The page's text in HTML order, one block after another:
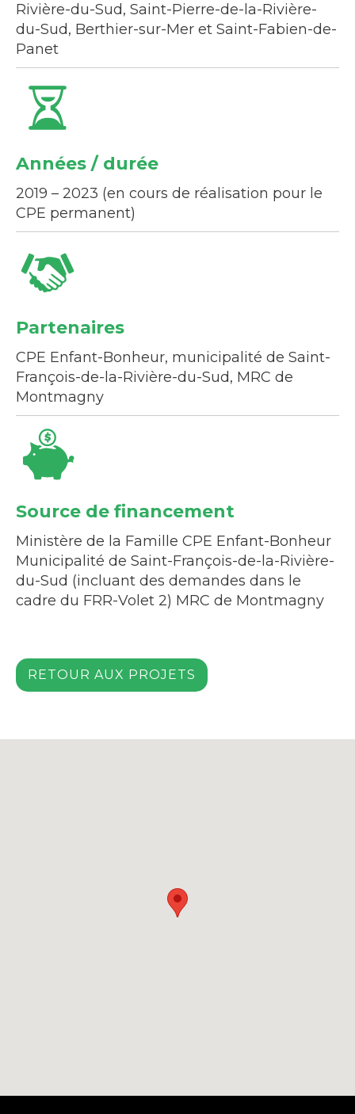
Rivière-du-Sud, Saint-Pierre-de-la-Rivière-
du-Sud, Berthier-sur-Mer et Saint-Fabien-de-
Panet
Années / durée
2019 – 2023 (en cours de réalisation pour le
CPE permanent)
Partenaires
CPE Enfant-Bonheur, municipalité de Saint-
François-de-la-Rivière-du-Sud, MRC de
Montmagny
Source de financement
Ministère de la Famille CPE Enfant-Bonheur
Municipalité de Saint-François-de-la-Rivière-
du-Sud (incluant des demandes dans le
cadre du FRR-Volet 2) MRC de Montmagny
RETOUR AUX PROJETS